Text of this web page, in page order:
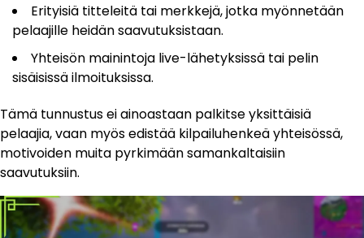
Erityisiä titteleitä tai merkkejä, jotka myönnetään
pelaajille heidän saavutuksistaan.
Yhteisön mainintoja live-lähetyksissä tai pelin
sisäisissä ilmoituksissa.
Tämä tunnustus ei ainoastaan palkitse yksittäisiä
pelaajia, vaan myös edistää kilpailuhenkeä yhteisössä,
motivoiden muita pyrkimään samankaltaisiin
saavutuksiin.